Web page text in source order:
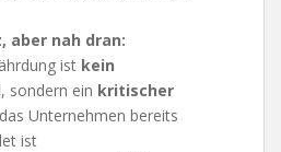
aber nah dran:
ist kein
, sondern ein kritischer
Unternehmen bereits
ist